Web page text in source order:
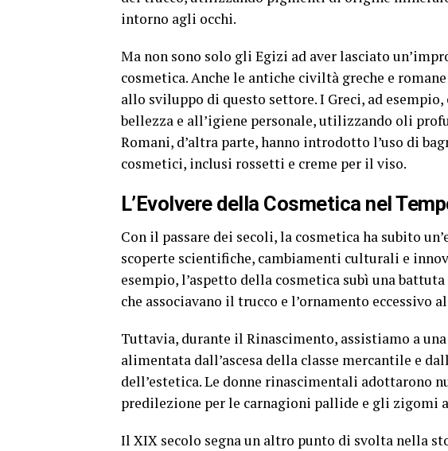
intorno agli occhi.
Ma non sono solo gli Egizi ad aver lasciato
cosmetica. Anche le antiche civiltà greche e
allo sviluppo di questo settore. I Greci, ad
bellezza e all’igiene personale, utilizzando oli
Romani, d’altra parte, hanno introdotto l’uso di
cosmetici, inclusi rossetti e creme per il viso.
L’Evolvere della Cosmetica nel
Con il passare dei secoli, la cosmetica ha subito
scoperte scientifiche, cambiamenti culturali e
esempio, l’aspetto della cosmetica subì una
che associavano il trucco e l’ornamento eccessivo
Tuttavia, durante il Rinascimento, assistiamo a
alimentata dall’ascesa della classe mercantile e
dell’estetica. Le donne rinascimentali adottarono
predilezione per le carnagioni pallide e gli zigomi
Il XIX secolo segna un altro punto di svolta nella